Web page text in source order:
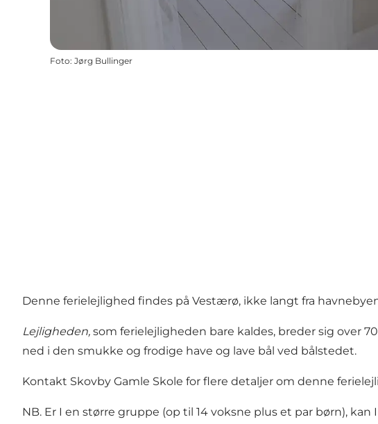
Foto: Jørg Bullinger
Denne ferielejlighed findes på Vestærø, ikke langt fra
Lejligheden, som ferielejligheden bare kaldes, breder sig over
ned i den smukke og frodige have og lave bål ved bålstedet.
Kontakt Skovby Gamle Skole for flere detaljer om denne
NB. Er I en større gruppe (op til 14 voksne plus et par børn),